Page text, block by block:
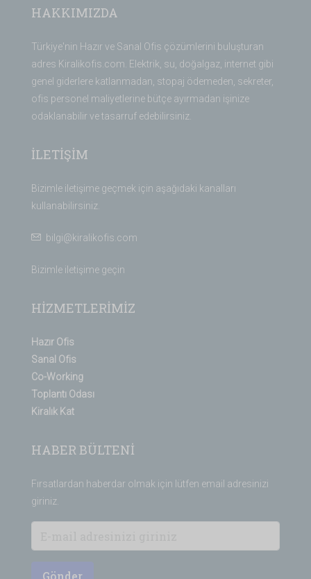
HAKKIMIZDA
Türkiye'nin Hazır ve Sanal Ofis çözümlerini buluşturan
adres Kiralikofis.com. Elektrik, su, doğalgaz, internet gibi
genel giderlere katlanmadan, stopaj ödemeden, sekreter,
ofis personel maliyetlerine bütçe ayırmadan işinize
odaklanabilir ve tasarruf edebilirsiniz.
İLETİŞİM
Bizimle iletişime geçmek için aşağıdaki kanalları
kullanabilirsiniz.
bilgi@kiralikofis.com
Bizimle iletişime geçin
HİZMETLERİMİZ
Hazır Ofis
Sanal Ofis
Co-Working
Toplantı Odası
Kiralık Kat
HABER BÜLTENİ
Fırsatlardan haberdar olmak için lütfen email adresinizi
giriniz.
Gönder